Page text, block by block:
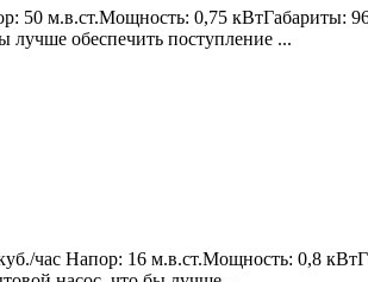
50 м.в.ст.Мощность: 0,75 кВтГабариты:
лучше обеспечить поступление ...
час Напор: 16 м.в.ст.Мощность: 0,8